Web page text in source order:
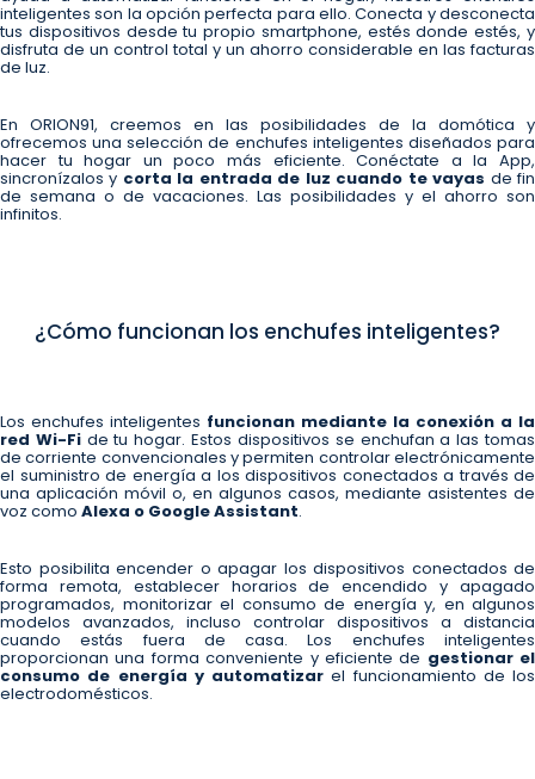
inteligentes son la opción perfecta para ello. Conecta y desconecta
tus dispositivos desde tu propio smartphone, estés donde estés, y
disfruta de un control total y un ahorro considerable en las facturas
de luz.
En ORION91, creemos en las posibilidades de la domótica y
ofrecemos una selección de enchufes inteligentes diseñados para
hacer tu hogar un poco más eficiente. Conéctate a la App,
sincronízalos y corta la entrada de luz cuando te vayas de fin
de semana o de vacaciones. Las posibilidades y el ahorro son
infinitos.
¿Cómo funcionan los enchufes inteligentes?
Los enchufes inteligentes funcionan mediante la conexión a la
red Wi-Fide tu hogar. Estos dispositivos se enchufan a las tomas
de corriente convencionales y permiten controlar electrónicamente
el suministro de energía a los dispositivos conectados a través de
una aplicación móvil o, en algunos casos, mediante asistentes de
voz como Alexa o Google Assistant.
Esto posibilita encender o apagar los dispositivos conectados de
forma remota, establecer horarios de encendido y apagado
programados, monitorizar el consumo de energía y, en algunos
modelos avanzados, incluso controlar dispositivos a distancia
cuando estás fuera de casa. Los enchufes inteligentes
proporcionan una forma conveniente y eficiente de gestionar el
consumo de energía y automatizar el funcionamiento de los
electrodomésticos.